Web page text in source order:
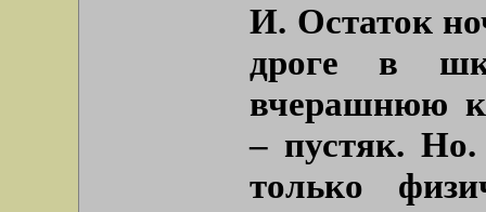
И. Остаток
дроге в
вчерашнюю
– пустяк. Но.
только